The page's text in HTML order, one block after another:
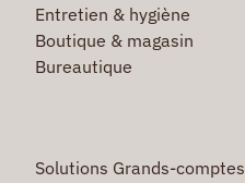
Entretien & hygiène
Boutique & magasin
Bureautique
Solutions Grands-comptes